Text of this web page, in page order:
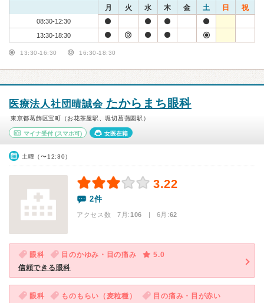
月 火 水 木 金 土 日 祝
08:30-12:30
13:30-18:30
13:30-16:30 16:30-18:30
医療法人社団晴誠会 たからまち眼科
東京都葛飾区宝町（お花茶屋駅、堀切菖蒲園駅）
マイナ受付 (スマホ可) 女医在籍
土曜（〜12:30）
3.22
2件
アクセス数 7月:106 | 6月:62
眼科 目のかゆみ・目の痛み
5.0
信頼できる眼科
眼科 ものもらい（麦粒種）
目の痛み・目が赤い